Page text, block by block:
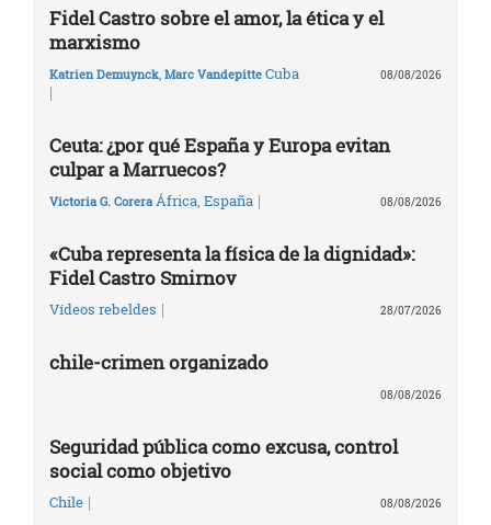
Fidel Castro sobre el amor, la ética y el
marxismo
Katrien Demuynck, Marc Vandepitte Cuba
|
08/08/2026
Ceuta: ¿por qué España y Europa evitan
culpar a Marruecos?
Victoria G. Corera África, España | 08/08/2026
«Cuba representa la física de la dignidad»:
Fidel Castro Smirnov
Vídeos rebeldes | 28/07/2026
chile-crimen organizado
08/08/2026
Seguridad pública como excusa, control
social como objetivo
Chile | 08/08/2026